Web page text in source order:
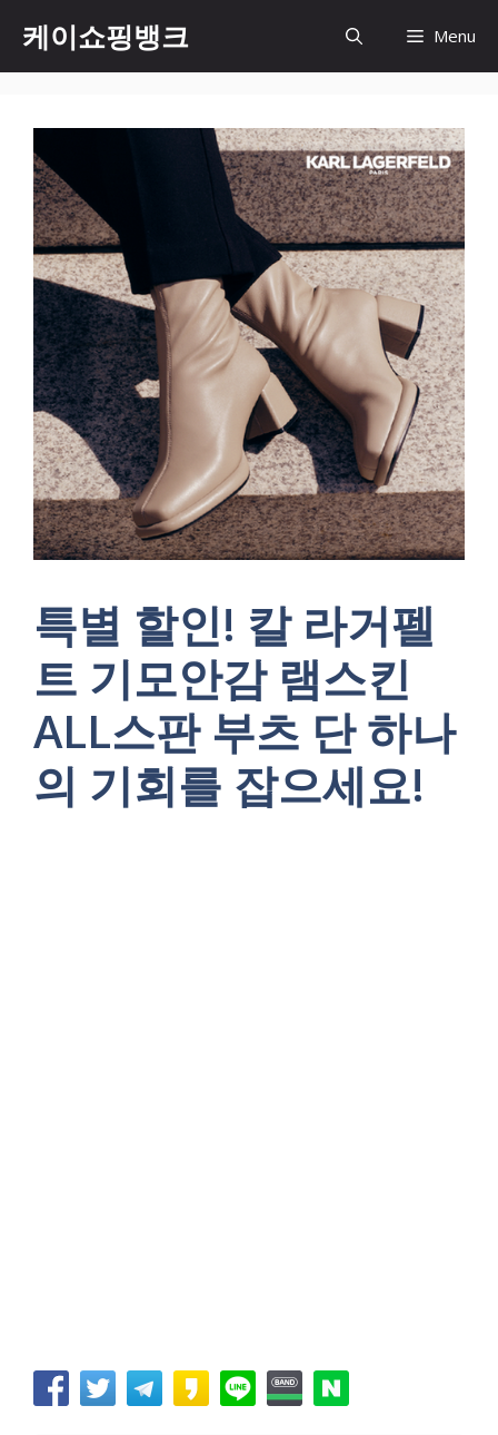
content
케이쇼핑뱅크 Menu
특별 할인! 칼 라거펠
트 기모안감 램스킨
ALL스판 부츠 단 하나
의 기회를 잡으세요!